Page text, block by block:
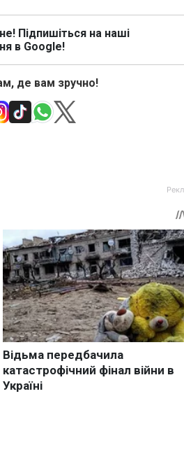
Підпишіться на наші
в Google!
де вам зручно!